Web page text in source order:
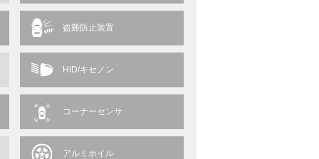
盗難防止装置
HID/キセノン
コーナーセンサ
アルミホイル